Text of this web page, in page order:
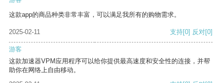
这款app的商品种类非常丰富，可以满足我所有的购物需求。
2025-02-11 支持[0] 反对[0]
游客
这款加速器VPM应用程序可以给你提供最高速度和安全性的连接，并帮
助你在网络上自由移动。